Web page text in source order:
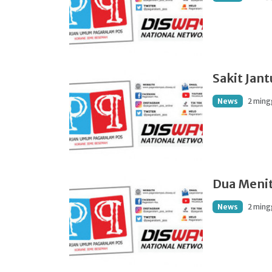
Sakit
News 2
Dua
News 2